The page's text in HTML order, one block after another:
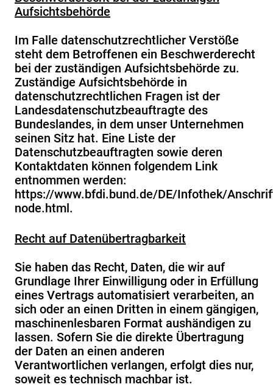
Aufsichtsbehörde
Im Falle datenschutzrechtlicher Verstöße
steht dem Betroffenen ein Beschwerderecht
bei der zuständigen Aufsichtsbehörde zu.
Zuständige Aufsichtsbehörde in
datenschutzrechtlichen Fragen ist der
Landesdatenschutzbeauftragte des
Bundeslandes, in dem unser Unternehmen
seinen Sitz hat. Eine Liste der
Datenschutzbeauftragten sowie deren
Kontaktdaten können folgendem Link
entnommen werden:
https://www.bfdi.bund.de/DE/Infothek/
node.html.
Recht auf Datenübertragbarkeit
Sie haben das Recht, Daten, die wir auf
Grundlage Ihrer Einwilligung oder in Erfüllung
eines Vertrags automatisiert verarbeiten, an
sich oder an einen Dritten in einem gängigen,
maschinenlesbaren Format aushändigen zu
lassen. Sofern Sie die direkte Übertragung
der Daten an einen anderen
Verantwortlichen verlangen, erfolgt dies nur,
soweit es technisch machbar ist.